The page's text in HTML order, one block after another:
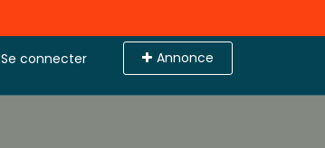
Se connecter Annonce